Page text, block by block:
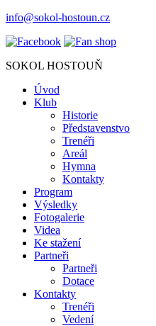
info@sokol-hostoun.cz
SOKOL HOSTOUŇ
Úvod
Klub
Historie
Představenstvo
Trenéři
Areál
Hymna
Kontakty
Program
Výsledky
Fotogalerie
Videa
Ke stažení
Partneři
Partneři
Dotace
Kontakty
Trenéři
Vedení